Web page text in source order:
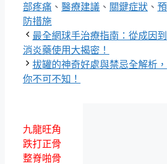
類
籤
部疼痛 、 醫療建議 、 關鍵症狀 、 預
防措施
最全網球手治療指南：從成因到
消炎藥使用大揭密！
拔罐的神奇好處與禁忌全解析，
你不可不知！
九龍旺角
跌打正骨
整脊啪骨